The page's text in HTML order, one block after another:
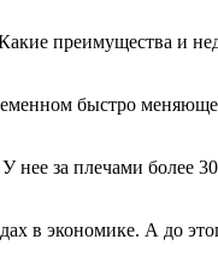
преимущества и
быстро
нее за плечами более
в экономике. А до